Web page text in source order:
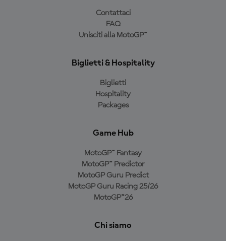
Contattaci
FAQ
Unisciti alla MotoGP™
Biglietti & Hospitality
Biglietti
Hospitality
Packages
Game Hub
MotoGP™ Fantasy
MotoGP™ Predictor
MotoGP Guru Predict
MotoGP Guru Racing 25/26
MotoGP™26
Chi siamo